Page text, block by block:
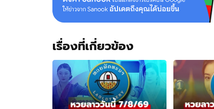
เรื่องที่เกี่ยวข้อง